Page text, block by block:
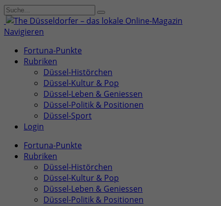
Navigieren
Fortuna-Punkte
Rubriken
Düssel-Histörchen
Düssel-Kultur & Pop
Düssel-Leben & Geniessen
Düssel-Politik & Positionen
Düssel-Sport
Login
Fortuna-Punkte
Rubriken
Düssel-Histörchen
Düssel-Kultur & Pop
Düssel-Leben & Geniessen
Düssel-Politik & Positionen